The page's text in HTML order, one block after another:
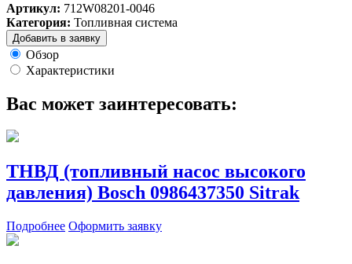
Артикул: 712W08201-0046
Категория: Топливная система
Добавить в заявку
Обзор
Характеристики
Вас может заинтересовать:
ТНВД (топливный насос высокого
давления) Bosch 0986437350 Sitrak
Подробнее Оформить заявку